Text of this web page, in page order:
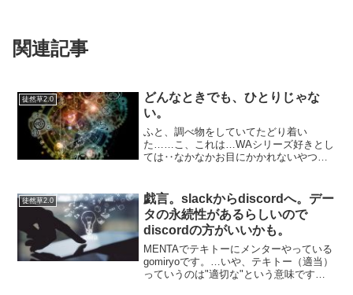
関連記事
徒然草2.0
どんなときでも、ひとりじゃな
い。
ふと、調べ物をしていてたどり着い
た……こ、これは…WAシリーズ好きとし
ては‥なかなかお目にかかれないやつ
ま知らないんだけど…WA3ははまった。
などと暇つぶししている場合...
徒然草2.0
戯言。slackからdiscordへ。デー
タの永続性があるらしいので
discordの方がいいかも。
MENTAでテキトーにメンターやっている
gomiryoです。…いや、テキトー（適当）
っていうのは"適切な"という意味です。